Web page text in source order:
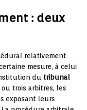
: deux
relativement
mesure, à celui
du tribunal
trois arbitres, les
exposant leurs